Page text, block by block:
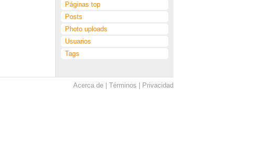
Páginas top
Posts
Photo uploads
Usuarios
Tags
Acerca de Términos Privacidad